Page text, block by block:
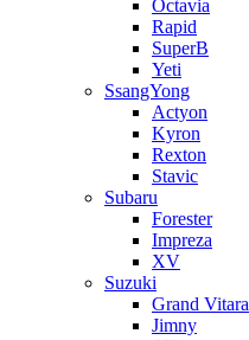
Octavia
Rapid
SuperB
Yeti
SsangYong
Actyon
Kyron
Rexton
Stavic
Subaru
Forester
Impreza
XV
Suzuki
Grand Vitara
Jimny